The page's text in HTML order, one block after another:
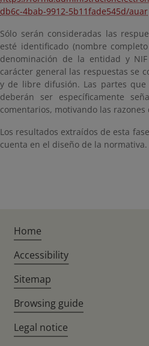
db6c-4bab-9912-5b11fade545d/auar
Sólo serán consideradas las
esté identificado (nombre
denominación de la entidad y
carácter general las respuestas se
y de libre difusión. Las partes que
deberán ser específicamente
comentarios, motivando las
Los resultados extraídos de esta
cuenta en el diseño de la normativa.
Home
Accessibility
Sitemap
Browsing guide
Legal notice